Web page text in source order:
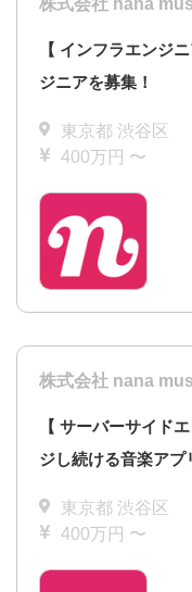
株式会社 nana
【 インフラエンジ
ジニアを募集！
東京都 渋谷区
400万円 〜
株式会社 nana
【 サーバーサイド
ジし続ける音楽アプ
東京都 渋谷区
400万円 〜